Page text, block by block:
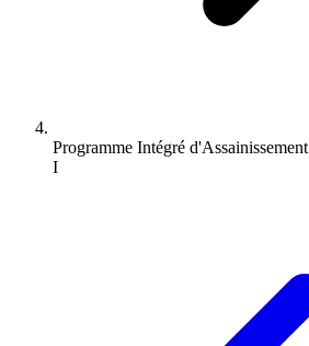
Programme Intégré
I